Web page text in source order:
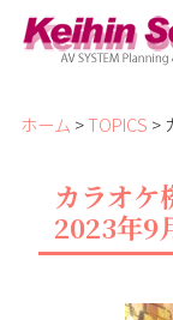
ホーム >TOPICS >
カラオ
2023年9